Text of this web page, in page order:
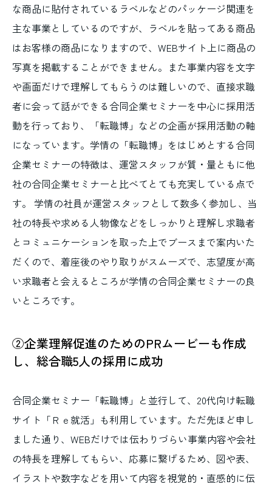
な商品に貼付されているラベルなどのパッケージ関連を
主な事業としているのですが、ラベルを貼ってある商品
はお客様の商品になりますので、WEBサイト上に商品の
写真を掲載することができません。また事業内容を文字
や画面だけで理解してもらうのは難しいので、直接求職
者に会って話ができる合同企業セミナーを中心に採用活
動を行っており、「転職博」などの企画が採用活動の軸
になっています。学情の「転職博」をはじめとする合同
企業セミナーの特徴は、運営スタッフが質・量ともに他
社の合同企業セミナーと比べてとても充実している点で
す。 学情の社員が運営スタッフとして数多く参加し、当
社の特長や求める人物像などをしっかりと理解し求職者
とコミュニケーションを取った上でブースまで案内いた
だくので、着座後のやり取りがスムーズで、志望度が高
い求職者と会えるところが学情の合同企業セミナーの良
いところです。
②企業理解促進のためのPRムービーも作成
し、総合職5人の採用に成功
合同企業セミナー「転職博」と並行して、20代向け転職
サイト「Ｒｅ就活」も利用しています。ただ先ほど申し
ました通り、WEBだけでは伝わりづらい事業内容や会社
の特長を理解してもらい、応募に繋げるため、図や表、
イラストや数字などを用いて内容を視覚的・直感的に伝